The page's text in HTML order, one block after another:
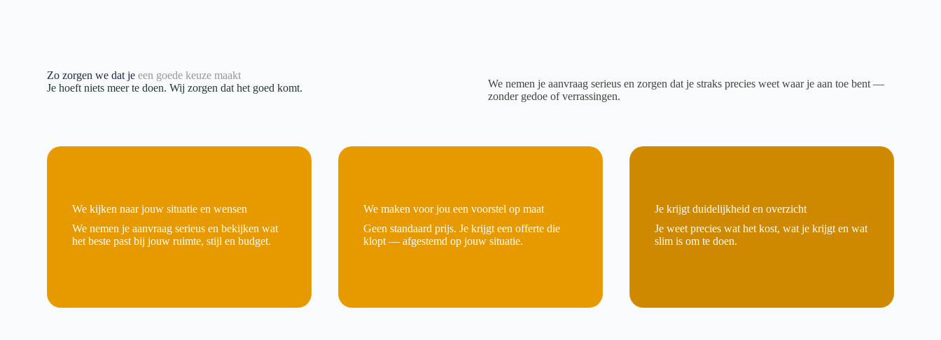
Zo zorgen we dat jeeen goede keuze maakt
Je hoeft niets meer te doen. Wij zorgen dat het goed komt.
We nemen je aanvraag serieus en zorgen dat je straks precies weet waar je aan toe bent —
zonder gedoe of verrassingen.
We kijken naar jouw situatie en wensen
We nemen je aanvraag serieus en bekijken wat
het beste past bij jouw ruimte, stijl en budget.
We maken voor jou een voorstel op maat
Geen standaard prijs. Je krijgt een offerte die
klopt — afgestemd op jouw situatie.
Je krijgt duidelijkheid en overzicht
Je weet precies wat het kost, wat je krijgt en wat
slim is om te doen.